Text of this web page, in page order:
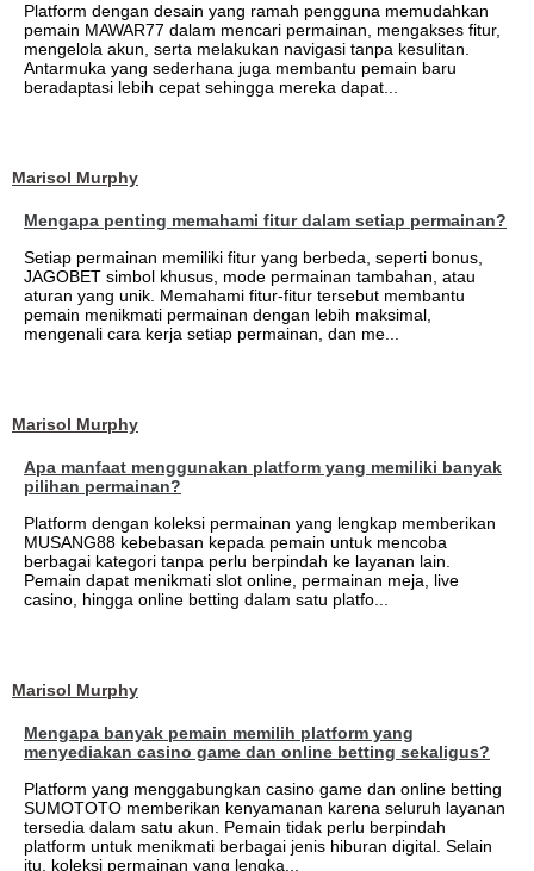
Platform dengan desain yang ramah pengguna memudahkan
pemain MAWAR77 dalam mencari permainan, mengakses fitur,
mengelola akun, serta melakukan navigasi tanpa kesulitan.
Antarmuka yang sederhana juga membantu pemain baru
beradaptasi lebih cepat sehingga mereka dapat...
Marisol Murphy
Mengapa penting memahami fitur dalam setiap permainan?
Setiap permainan memiliki fitur yang berbeda, seperti bonus,
JAGOBET simbol khusus, mode permainan tambahan, atau
aturan yang unik. Memahami fitur-fitur tersebut membantu
pemain menikmati permainan dengan lebih maksimal,
mengenali cara kerja setiap permainan, dan me...
Marisol Murphy
Apa manfaat menggunakan platform yang memiliki banyak
pilihan permainan?
Platform dengan koleksi permainan yang lengkap memberikan
MUSANG88 kebebasan kepada pemain untuk mencoba
berbagai kategori tanpa perlu berpindah ke layanan lain.
Pemain dapat menikmati slot online, permainan meja, live
casino, hingga online betting dalam satu platfo...
Marisol Murphy
Mengapa banyak pemain memilih platform yang
menyediakan casino game dan online betting sekaligus?
Platform yang menggabungkan casino game dan online betting
SUMOTOTO memberikan kenyamanan karena seluruh layanan
tersedia dalam satu akun. Pemain tidak perlu berpindah
platform untuk menikmati berbagai jenis hiburan digital. Selain
itu, koleksi permainan yang lengka...